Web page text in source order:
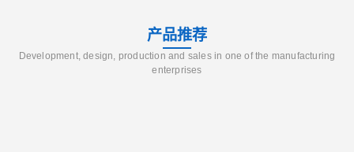
产品推荐
Development, design, production and sales in one of the manufacturing
enterprises